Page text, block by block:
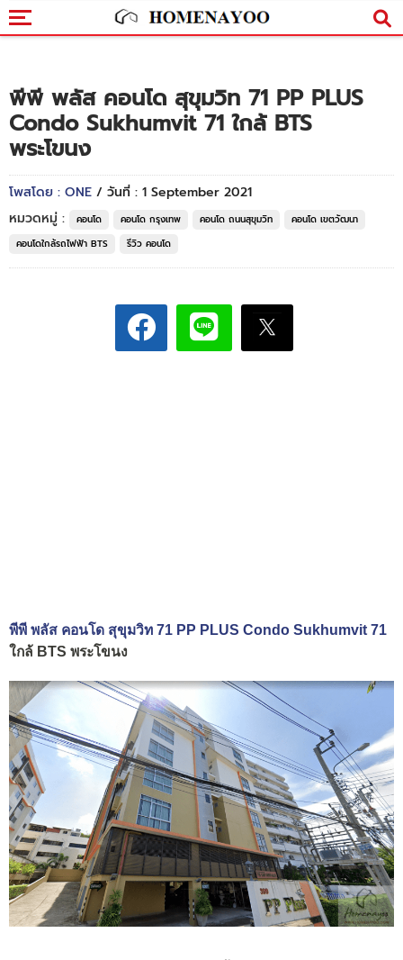
พีพี พลัส คอนโด สุขุมวิท 71 PP PLUS
Condo Sukhumvit 71 ใกล้ BTS
พระโขนง
โพสโดย : ONE / วันที่ : 1 September 2021
หมวดหมู่ :
คอนโด คอนโด กรุงเทพ คอนโด ถนนสุขุมวิท
คอนโด เขตวัฒนา
คอนโดใกล้รถไฟฟ้า BTS
รีวิว คอนโด
พีพี พลัส คอนโด สุขุมวิท 71 PP PLUS Condo Sukhumvit 71
ใกล้ BTS พระโขนง